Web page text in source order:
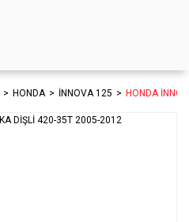
HONDA İNNOVA 125 HONDA